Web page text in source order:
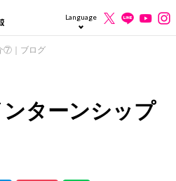
Language
⑦｜ブログ
ターンシップ